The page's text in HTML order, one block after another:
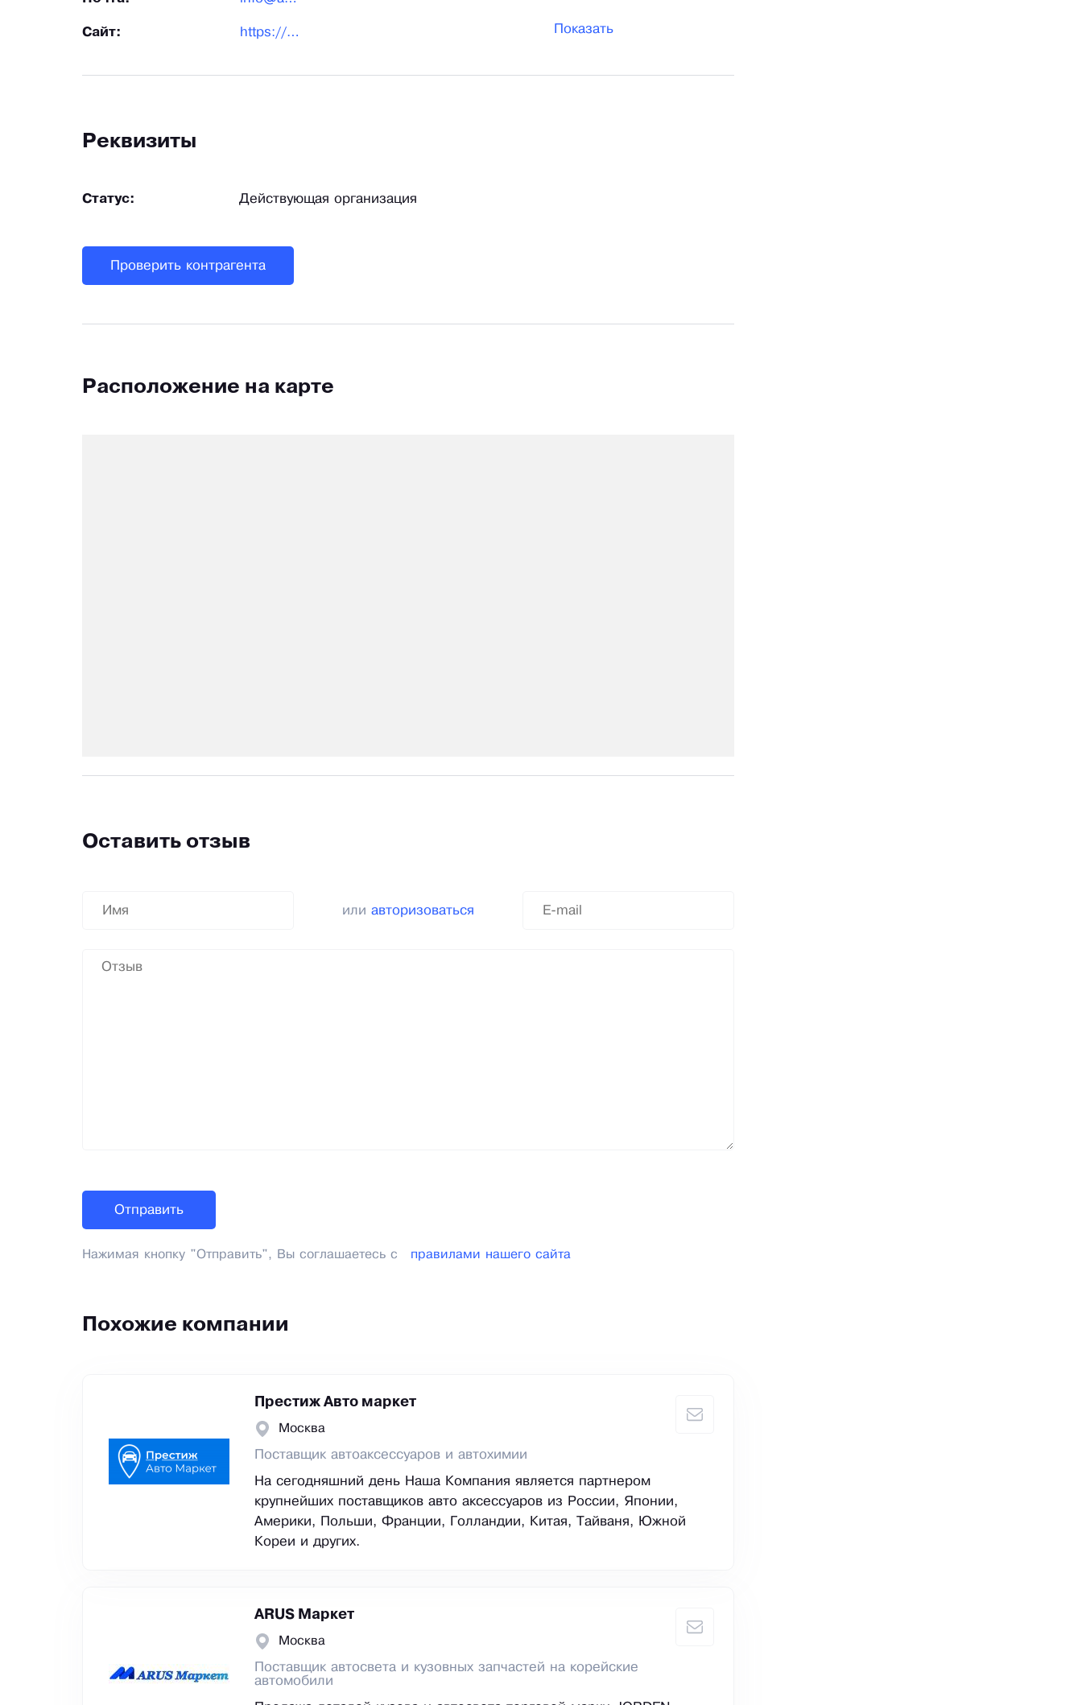
Сайт: https://opt.autochehly.com/ Показать
Реквизиты
Статус: Действующая организация
Проверить контрагента
Расположение на карте
Оставить отзыв
или авторизоваться
Нажимая кнопку "Отправить", Вы соглашаетесь с правилами нашего сайта
Похожие компании
Престиж Авто маркет
Москва
Поставщик автоаксессуаров и автохимии
На сегодняшний день Наша Компания является партнером
крупнейших поставщиков авто аксессуаров из России, Японии,
Америки, Польши, Франции, Голландии, Китая, Тайваня, Южной
Кореи и других.
ARUS Маркет
Москва
Поставщик автосвета и кузовных запчастей на корейские
автомобили